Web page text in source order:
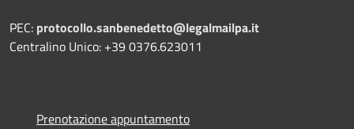
PEC: protocollo.sanbenedetto@legalmailpa.it
Centralino Unico: +39 0376.623011
Prenotazione appuntamento